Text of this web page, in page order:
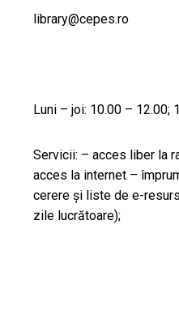
library@cepes.ro
Luni – joi: 10.00 – 12.00;
Servicii: – acces liber la
acces la internet –
cerere şi liste de e-
zile lucrătoare);